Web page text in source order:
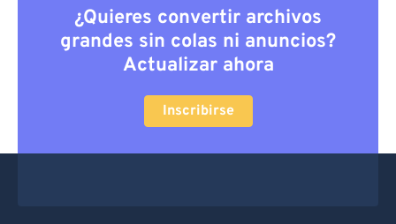
¿Quieres convertir archivos
grandes sin colas ni anuncios?
Actualizar ahora
Inscribirse